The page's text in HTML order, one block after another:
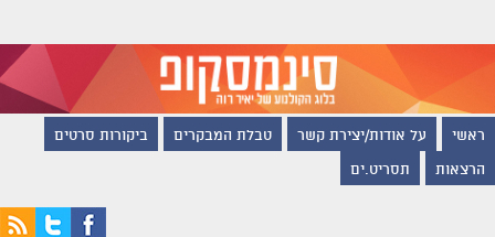
ראשי על אודות/יצירת קשר טבלת המבקרים ביקורות סרטים
הרצאות תסריט.ים